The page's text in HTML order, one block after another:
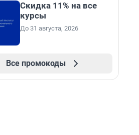
Скидка 11% на все
курсы
До 31 августа, 2026
Все промокоды